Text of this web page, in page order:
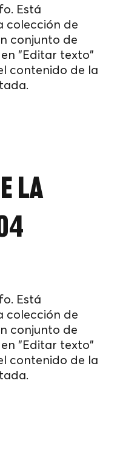
Está
colección de
conjunto de
"Editar texto"
contenido de la
la
Está
colección de
conjunto de
"Editar texto"
contenido de la